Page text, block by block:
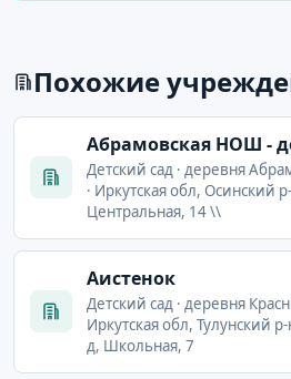
Похожие
Абрамовская НОШ -
Детский сад · деревня
· Иркутская обл, Осинский
Центральная, 14 \\
Аистенок
Детский сад · деревня
Иркутская обл, Тулунский
д, Школьная, 7